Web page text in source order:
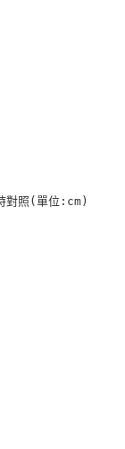
對照(單位:cm)